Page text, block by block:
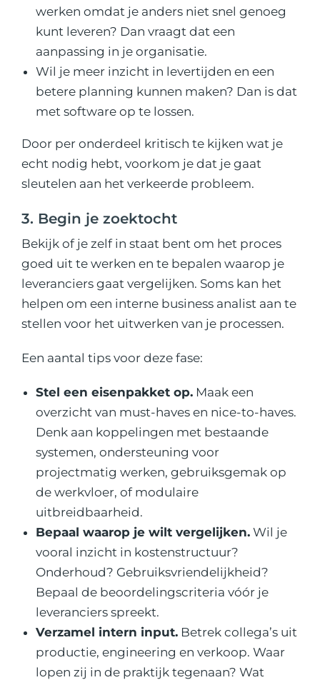
werken omdat je anders niet snel genoeg
kunt leveren? Dan vraagt dat een
aanpassing in je organisatie.
Wil je meer inzicht in levertijden en een
betere planning kunnen maken? Dan is dat
met software op te lossen.
Door per onderdeel kritisch te kijken wat je
echt nodig hebt, voorkom je dat je gaat
sleutelen aan het verkeerde probleem.
3. Begin je zoektocht
Bekijk of je zelf in staat bent om het proces
goed uit te werken en te bepalen waarop je
leveranciers gaat vergelijken. Soms kan het
helpen om een interne business analist aan te
stellen voor het uitwerken van je processen.
Een aantal tips voor deze fase:
Stel een eisenpakket op.Maak een
overzicht van must-haves en nice-to-haves.
Denk aan koppelingen met bestaande
systemen, ondersteuning voor
projectmatig werken, gebruiksgemak op
de werkvloer, of modulaire
uitbreidbaarheid.
Bepaal waarop je wilt vergelijken.Wil je
vooral inzicht in kostenstructuur?
Onderhoud? Gebruiksvriendelijkheid?
Bepaal de beoordelingscriteria vóór je
leveranciers spreekt.
Verzamel intern input.Betrek collega’s uit
productie, engineering en verkoop. Waar
lopen zij in de praktijk tegenaan? Wat